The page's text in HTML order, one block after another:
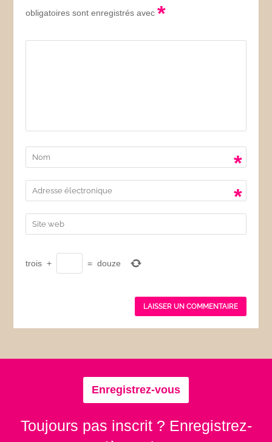
obligatoires sont enregistrés avec*
*
*
trois + = douze
Enregistrez-vous
Toujours pas inscrit ? Enregistrez-